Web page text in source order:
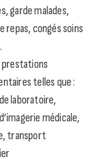
garde malades,
repas, congés soins
telles que :
laboratoire,
médicale,
transport